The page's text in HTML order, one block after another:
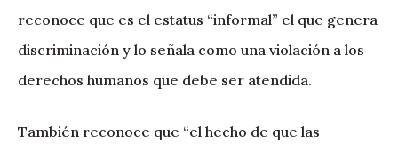
reconoce que es el estatus “informal” el que genera
discriminación y lo señala como una violación a los
derechos humanos que debe ser atendida.
También reconoce que “el hecho de que las